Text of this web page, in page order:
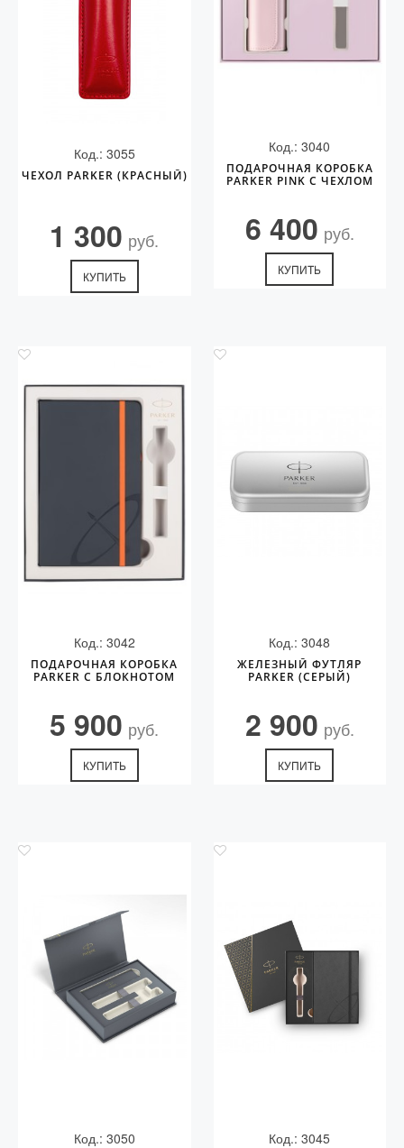
Код.: 3055
ЧЕХОЛ PARKER (КРАСНЫЙ)
1 300 руб.
КУПИТЬ
Код.: 3040
ПОДАРОЧНАЯ КОРОБКА
PARKER PINK С ЧЕХЛОМ
6 400 руб.
КУПИТЬ
Код.: 3042
ПОДАРОЧНАЯ КОРОБКА
PARKER С БЛОКНОТОМ
5 900 руб.
КУПИТЬ
Код.: 3048
ЖЕЛЕЗНЫЙ ФУТЛЯР
PARKER (СЕРЫЙ)
2 900 руб.
КУПИТЬ
Код.: 3050 Код.: 3045